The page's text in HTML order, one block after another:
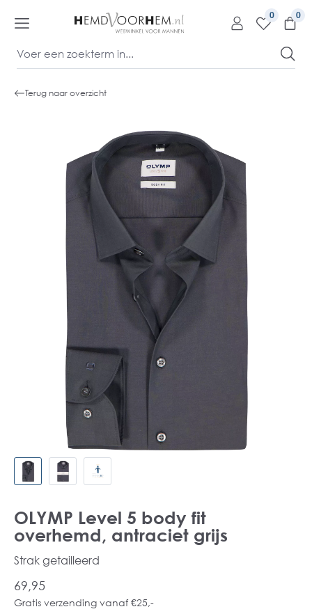
0
Terug naar overzicht
OLYMP Level 5 body fit
overhemd, antraciet grijs
Strak getailleerd
69,95
Gratis verzending vanaf €25,-